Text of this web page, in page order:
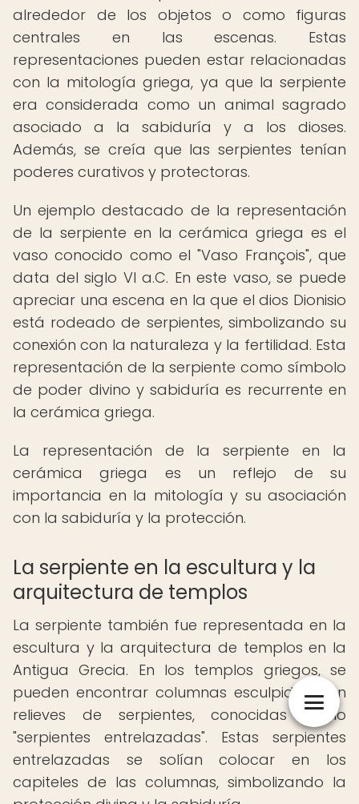
alrededor de los objetos o como figuras
centrales en las escenas. Estas
representaciones pueden estar relacionadas
con la mitología griega, ya que la serpiente
era considerada como un animal sagrado
asociado a la sabiduría y a los dioses.
Además, se creía que las serpientes tenían
poderes curativos y protectoras.
Un ejemplo destacado de la representación
de la serpiente en la cerámica griega es el
vaso conocido como el "Vaso François", que
data del siglo VI a.C. En este vaso, se puede
apreciar una escena en la que el dios Dionisio
está rodeado de serpientes, simbolizando su
conexión con la naturaleza y la fertilidad. Esta
representación de la serpiente como símbolo
de poder divino y sabiduría es recurrente en
la cerámica griega.
La representación de la serpiente en la
cerámica griega es un reflejo de su
importancia en la mitología y su asociación
con la sabiduría y la protección.
La serpiente en la escultura y la
arquitectura de templos
La serpiente también fue representada en la
escultura y la arquitectura de templos en la
Antigua Grecia. En los templos griegos, se
pueden encontrar columnas esculpidas con
relieves de serpientes, conocidas como
"serpientes entrelazadas". Estas serpientes
entrelazadas se solían colocar en los
capiteles de las columnas, simbolizando la